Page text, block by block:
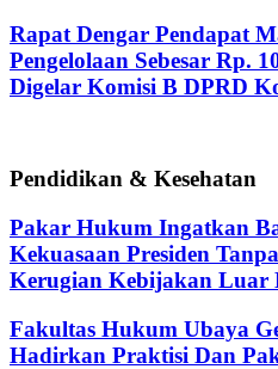
Rapat Dengar Pendapat
Pengelolaan Sebesar Rp.
Digelar Komisi B DPRD
Pendidikan & Kesehatan
Pakar Hukum Ingatkan
Kekuasaan Presiden
Kerugian Kebijakan Luar
Fakultas Hukum Ubaya
Hadirkan Praktisi Dan